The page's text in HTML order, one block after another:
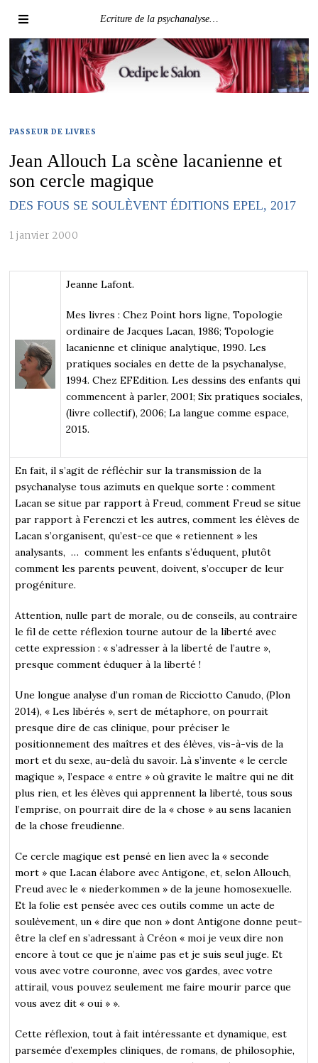
Ecriture de la psychanalyse…
PASSEUR DE LIVRES
Jean Allouch La scène lacanienne et
son cercle magique
DES FOUS SE SOULÈVENT ÉDITIONS EPEL, 2017
1 janvier 2000
Jeanne Lafont.
Mes livres : Chez Point hors ligne, Topologie
ordinaire de Jacques Lacan, 1986; Topologie
lacanienne et clinique analytique, 1990. Les
pratiques sociales en dette de la psychanalyse,
1994. Chez EFEdition. Les dessins des enfants qui
commencent à parler, 2001; Six pratiques sociales,
(livre collectif), 2006; La langue comme espace,
2015.
En fait, il s’agit de réfléchir sur la transmission de la
psychanalyse tous azimuts en quelque sorte : comment
Lacan se situe par rapport à Freud, comment Freud se situe
par rapport à Ferenczi et les autres, comment les élèves de
Lacan s’organisent, qu’est-ce que « retiennent » les
analysants, … comment les enfants s’éduquent, plutôt
comment les parents peuvent, doivent, s’occuper de leur
progéniture.
Attention, nulle part de morale, ou de conseils, au contraire
le fil de cette réflexion tourne autour de la liberté avec
cette expression : « s’adresser à la liberté de l’autre »,
presque comment éduquer à la liberté !
Une longue analyse d’un roman de Ricciotto Canudo, (Plon
2014), « Les libérés », sert de métaphore, on pourrait
presque dire de cas clinique, pour préciser le
positionnement des maîtres et des élèves, vis-à-vis de la
mort et du sexe, au-delà du savoir. Là s’invente « le cercle
magique », l’espace « entre » où gravite le maître qui ne dit
plus rien, et les élèves qui apprennent la liberté, tous sous
l’emprise, on pourrait dire de la « chose » au sens lacanien
de la chose freudienne.
Ce cercle magique est pensé en lien avec la « seconde
mort » que Lacan élabore avec Antigone, et, selon Allouch,
Freud avec le « niederkommen » de la jeune homosexuelle.
Et la folie est pensée avec ces outils comme un acte de
soulèvement, un « dire que non » dont Antigone donne peut-
être la clef en s’adressant à Créon « moi je veux dire non
encore à tout ce que je n’aime pas et je suis seul juge. Et
vous avec votre couronne, avec vos gardes, avec votre
attirail, vous pouvez seulement me faire mourir parce que
vous avez dit « oui » ».
Cette réflexion, tout à fait intéressante et dynamique, est
parsemée d’exemples cliniques, de romans, de philosophie,